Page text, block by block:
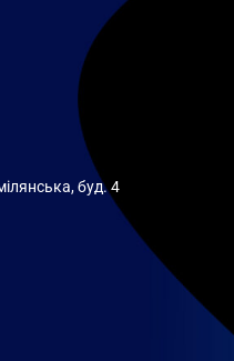
буд. 4